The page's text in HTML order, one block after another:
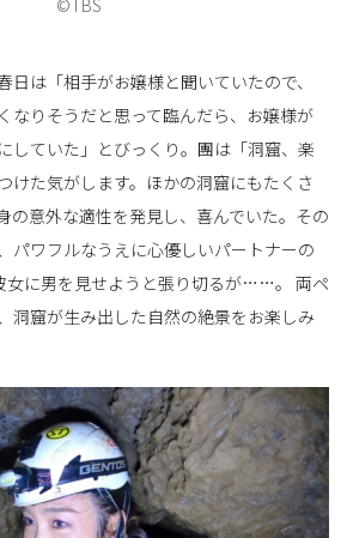
©TBS
日は「相手がお嬢様と聞いていたので、
なりそうだと思って臨んだら、お嬢様が
していた」とびっくり。團は「洞窟、楽
けた気がします。ほかの洞窟にもたくさ
の意外な適性を発見し、喜んでいた。その
パワフルなうえに心優しいパートナーの
女に男を見せようと張り切るが……。 両ペ
洞窟が生み出した自然の絶景をお楽しみ